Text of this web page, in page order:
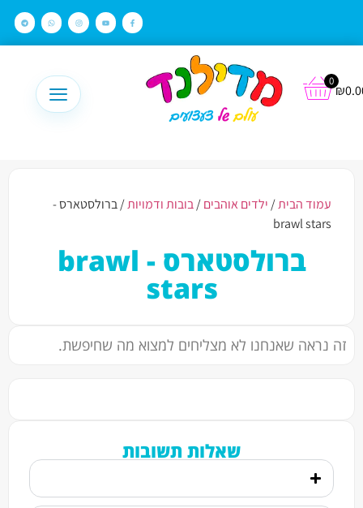
₪
0
עמוד הבית/ ילדים אוהבים/בובות ודמויות/ ברולסטארס -
brawl stars
ברולסטארס - brawl
stars
זה נראה שאנחנו לא מצליחים למצוא מה שחיפשת.
שאלות תשובות